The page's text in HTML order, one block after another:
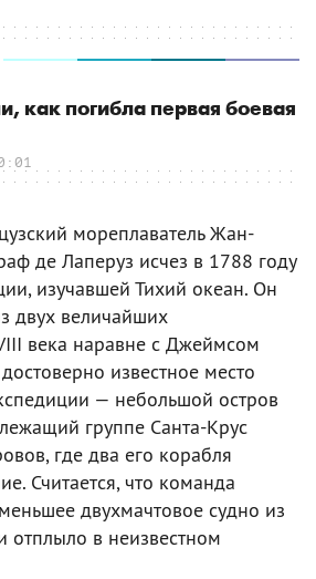
как погибла первая боевая
мореплаватель Жан-
де Лаперуз исчез в 1788 году
изучавшей Тихий океан. Он
двух величайших
века наравне с Джеймсом
известное место
— небольшой остров
группе Санта-Крус
где два его корабля
Считается, что команда
двухмачтовое судно из
отплыло в неизвестном